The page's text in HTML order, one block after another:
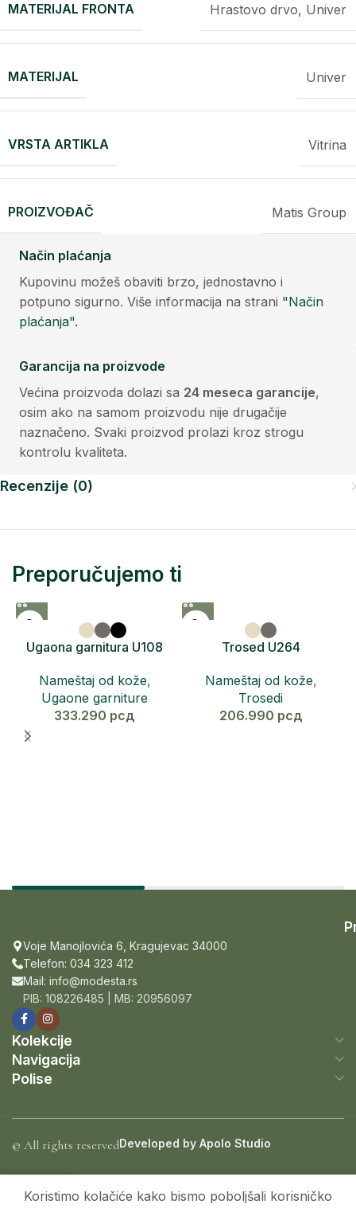
MATERIJAL FRONTA Hrastovo drvo, Univer
MATERIJAL Univer
VRSTA ARTIKLA Vitrina
PROIZVOĐAČ Matis Group
Način plaćanja
Kupovinu možeš obaviti brzo, jednostavno i
potpuno sigurno. Više informacija na strani "Način
plaćanja".
Garancija na proizvode
Većina proizvoda dolazi sa 24 meseca garancije,
osim ako na samom proizvodu nije drugačije
naznačeno. Svaki proizvod prolazi kroz strogu
kontrolu kvaliteta.
Recenzije (0)
Preporučujemo ti
Ugaona garnitura U108
Nameštaj od kože,
Ugaone garniture
333.290 рсд
Trosed U264
Nameštaj od kože,
Trosedi
206.990 рсд
Voje Manojlovića 6, Kragujevac 34000
Telefon: 034 323 412
Mail: info@modesta.rs
PIB: 108226485 | MB: 20956097
Kolekcije
Navigacija
Polise
© All rights reservedDeveloped by Apolo Studio
Koristimo kolačiće kako bismo poboljšali korisničko